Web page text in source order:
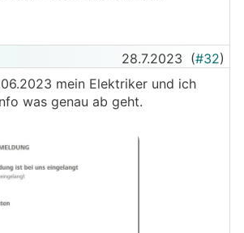
28.7.2023 (#32)
mein Elektriker und ich
was genau ab geht.